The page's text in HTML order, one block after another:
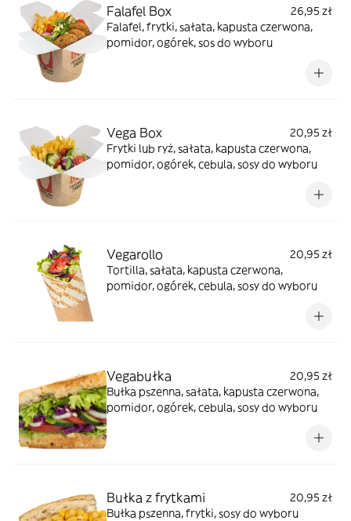
Falafel Box
26,95 zł
Falafel, frytki, sałata, kapusta czerwona,
pomidor, ogórek, sos do wyboru
Vega Box
20,95 zł
Frytki lub ryż, sałata, kapusta czerwona,
pomidor, ogórek, cebula, sosy do wyboru
Vegarollo
20,95 zł
Tortilla, sałata, kapusta czerwona,
pomidor, ogórek, cebula, sosy do wyboru
Vegabułka
20,95 zł
Bułka pszenna, sałata, kapusta czerwona,
pomidor, ogórek, cebula, sosy do wyboru
Bułka z frytkami
20,95 zł
Bułka pszenna, frytki, sosy do wyboru